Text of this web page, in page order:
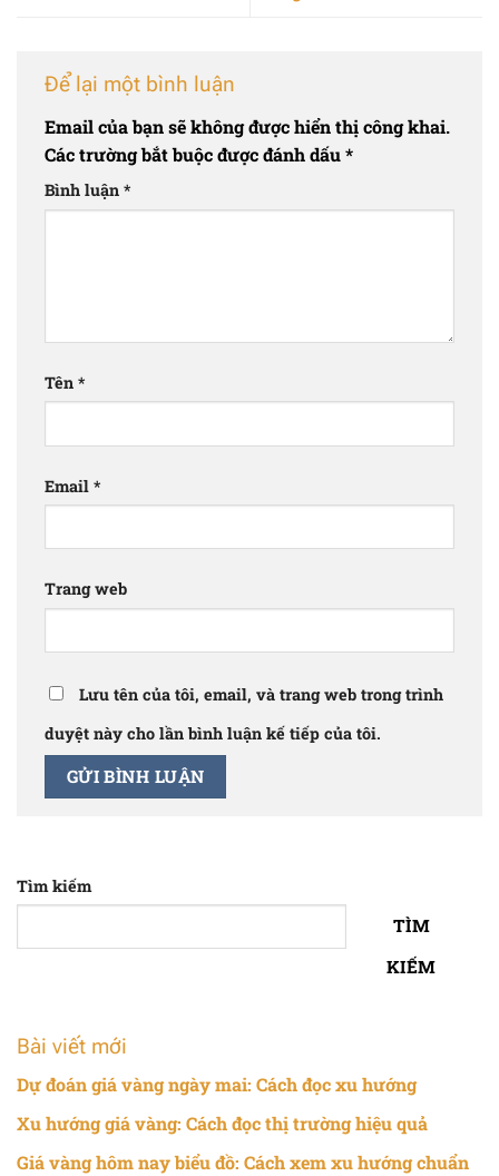
Để lại một bình luận
Email của bạn sẽ không được hiển thị công khai.
Các trường bắt buộc được đánh dấu*
Bình luận *
Tên *
Email *
Trang web
Lưu tên của tôi, email, và trang web trong trình
duyệt này cho lần bình luận kế tiếp của tôi.
Tìm kiếm
TÌM
KIẾM
Bài viết mới
Dự đoán giá vàng ngày mai: Cách đọc xu hướng
Xu hướng giá vàng: Cách đọc thị trường hiệu quả
Giá vàng hôm nay biểu đồ: Cách xem xu hướng chuẩn